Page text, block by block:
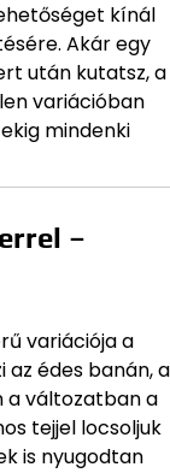
kínál
Akár egy
után kutatsz, a
variációban
mindenki
–
variációja a
az édes banán, a
a változatban a
tejjel locsoljuk
is nyugodtan